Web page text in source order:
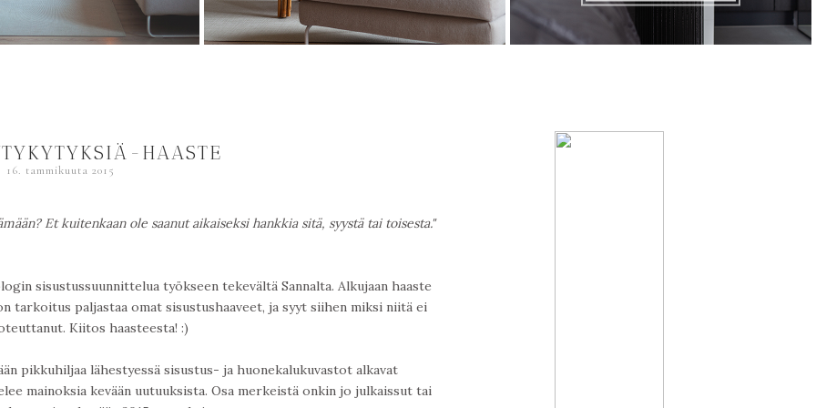
HAASTE
16. tammikuuta 2015
Et kuitenkaan ole saanut aikaiseksi hankkia sitä, syystä tai toisesta."
sisustussuunnittelua työkseen tekevältä Sannalta. Alkujaan haaste
tarkoitus paljastaa omat sisustushaaveet, ja syyt siihen miksi niitä ei
Kiitos haasteesta! :)
pikkuhiljaa lähestyessä sisustus- ja huonekalukuvastot alkavat
mainoksia kevään uutuuksista. Osa merkeistä onkin jo julkaissut tai